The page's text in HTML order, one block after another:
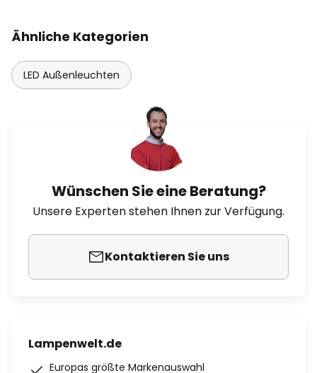
Ähnliche Kategorien
LED Außenleuchten
Wünschen Sie eine Beratung?
Unsere Experten stehen Ihnen zur Verfügung.
Kontaktieren Sie uns
Lampenwelt.de
Europas größte Markenauswahl